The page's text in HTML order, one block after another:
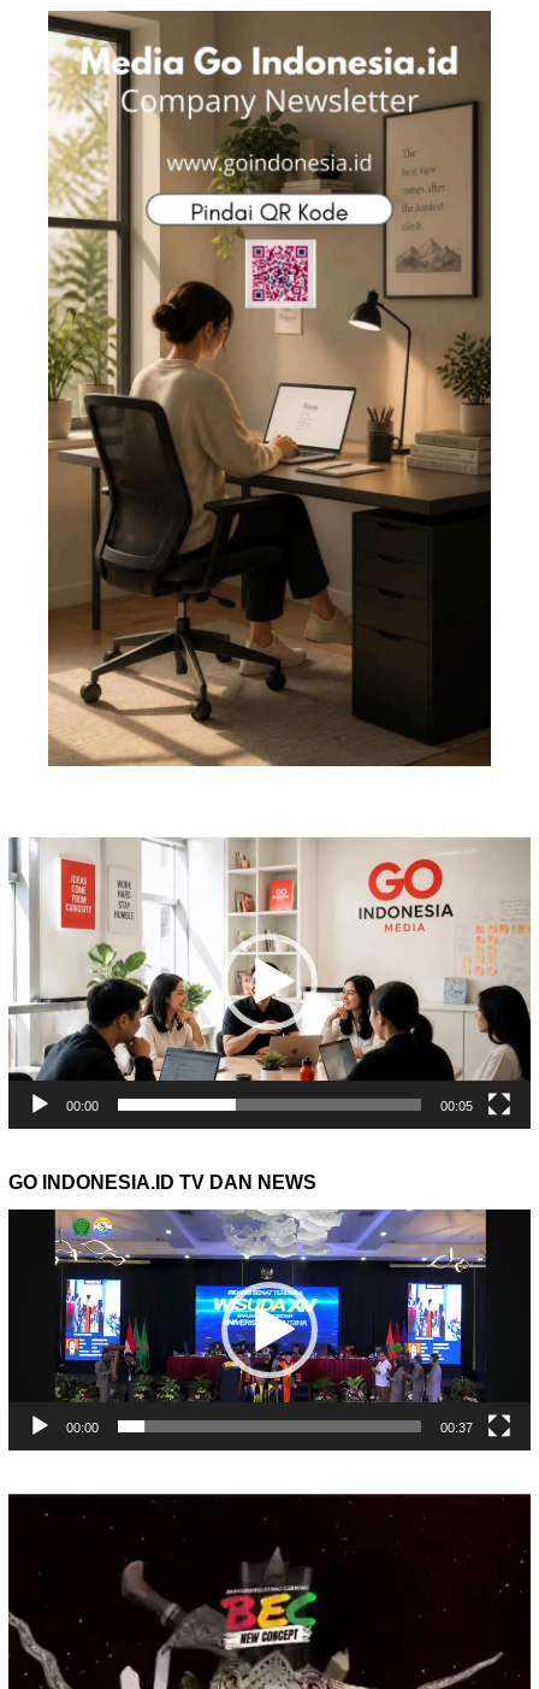
Pemutar
Video
00:00 00:05
GO INDONESIA.ID TV DAN NEWS
Pemutar
00:00 00:37